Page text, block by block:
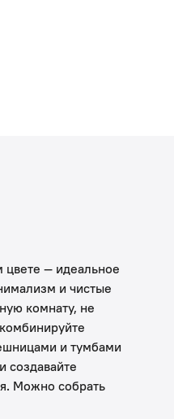
— идеальное
и чистые
комнату, не
и тумбами
создавайте
Можно собрать